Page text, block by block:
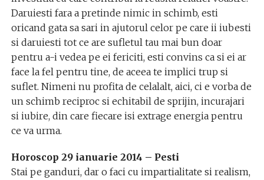
Daruiesti fara a pretinde nimic in schimb, esti
oricand gata sa sari in ajutorul celor pe care ii iubesti
si daruiesti tot ce are sufletul tau mai bun doar
pentru a-i vedea pe ei fericiti, esti convins ca si ei ar
face la fel pentru tine, de aceea te implici trup si
suflet. Nimeni nu profita de celalalt, aici, ci e vorba de
un schimb reciproc si echitabil de sprijin, incurajari
si iubire, din care fiecare isi extrage energia pentru
ce va urma.
Horoscop 29 ianuarie 2014 – Pesti
Stai pe ganduri, dar o faci cu impartialitate si realism,